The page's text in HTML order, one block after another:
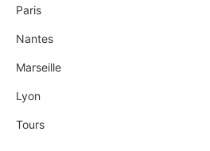
Paris
Nantes
Marseille
Lyon
Tours